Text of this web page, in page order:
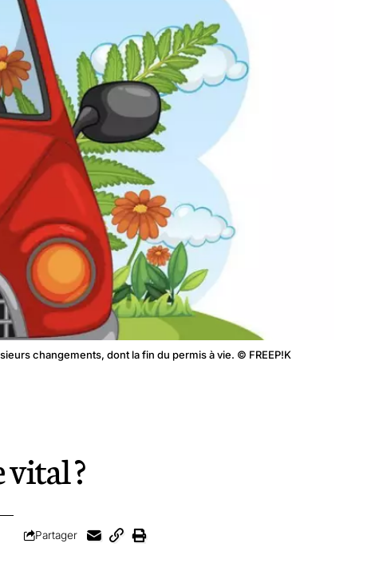
changements, dont la fin du permis à vie. © FREEP!K
vital ?
Partager